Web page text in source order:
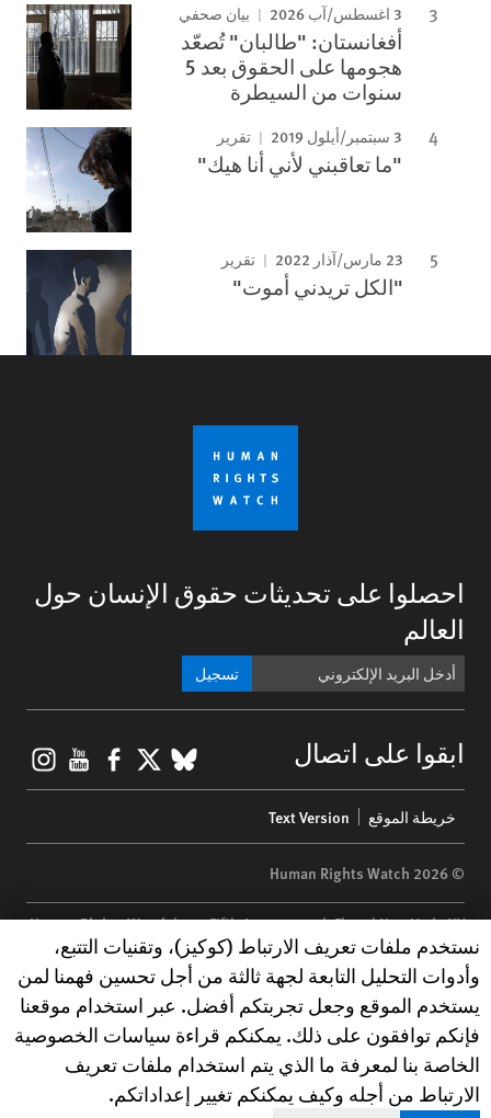
3 اغسطس/آب 2026 بيان صحفي
أفغانستان: "طالبان" تُصعّد
هجومها على الحقوق بعد 5
سنوات من السيطرة
3 سبتمبر/أيلول 2019 تقرير
"ما تعاقبني لأني أنا هيك"
23 مارس/آذار 2022 تقرير
"الكل تريدني أموت"
احصلوا على تحديثات حقوق الإنسان حول
العالم
تسجيل
ابقوا على اتصال BlueSky
X
menu
خريطة الموقع Text Version
© 2026 Human Rights Watch
Human Rights Watch| 350 Fifth Avenue, 34th Floor | New York,NY
10118-3299 USA|t 1.212.290.4700
Human Rights Watchis a 501(C)(3) nonprofit registered in the US
under EIN: 13-2875808
Human Rights Watch cookie preferences
نستخدم ملفات تعريف الارتباط (كوكيز)، وتقنيات التتبع،
وأدوات التحليل التابعة لجهة ثالثة من أجل تحسين فهمنا لمن
يستخدم الموقع وجعل تجربتكم أفضل. عبر استخدام موقعنا
فإنكم توافقون على ذلك. يمكنكم قراءة سياسات الخصوصية
الخاصة بنا لمعرفة ما الذي يتم استخدام ملفات تعريف
الارتباط من أجله وكيف يمكنكم تغيير إعداداتكم.